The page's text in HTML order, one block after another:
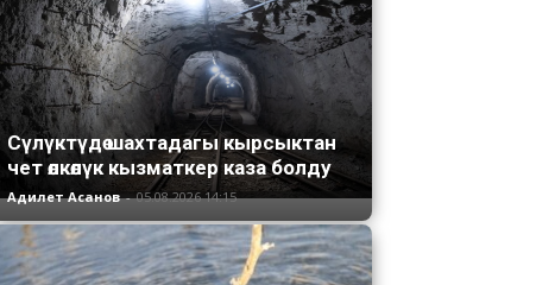
Сүлүктүдө шахтадагы кырсыктан
чет өлкөлүк кызматкер каза болду
Адилет Асанов - 05.08.2026 14:15